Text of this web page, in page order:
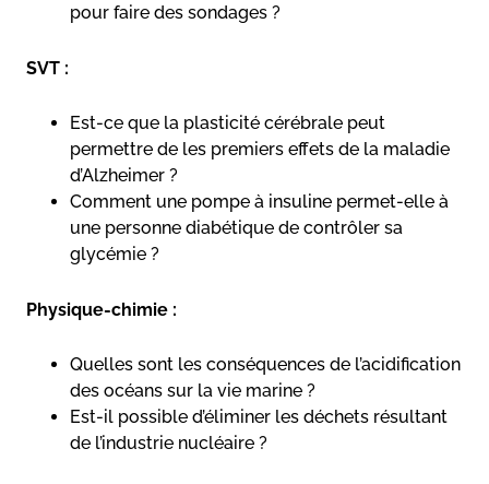
pour faire des sondages ?
SVT :
Est-ce que la plasticité cérébrale peut
permettre de les premiers effets de la maladie
d’Alzheimer ?
Comment une pompe à insuline permet-elle à
une personne diabétique de contrôler sa
glycémie ?
Physique-chimie :
Quelles sont les conséquences de l’acidification
des océans sur la vie marine ?
Est-il possible d’éliminer les déchets résultant
de l’industrie nucléaire ?